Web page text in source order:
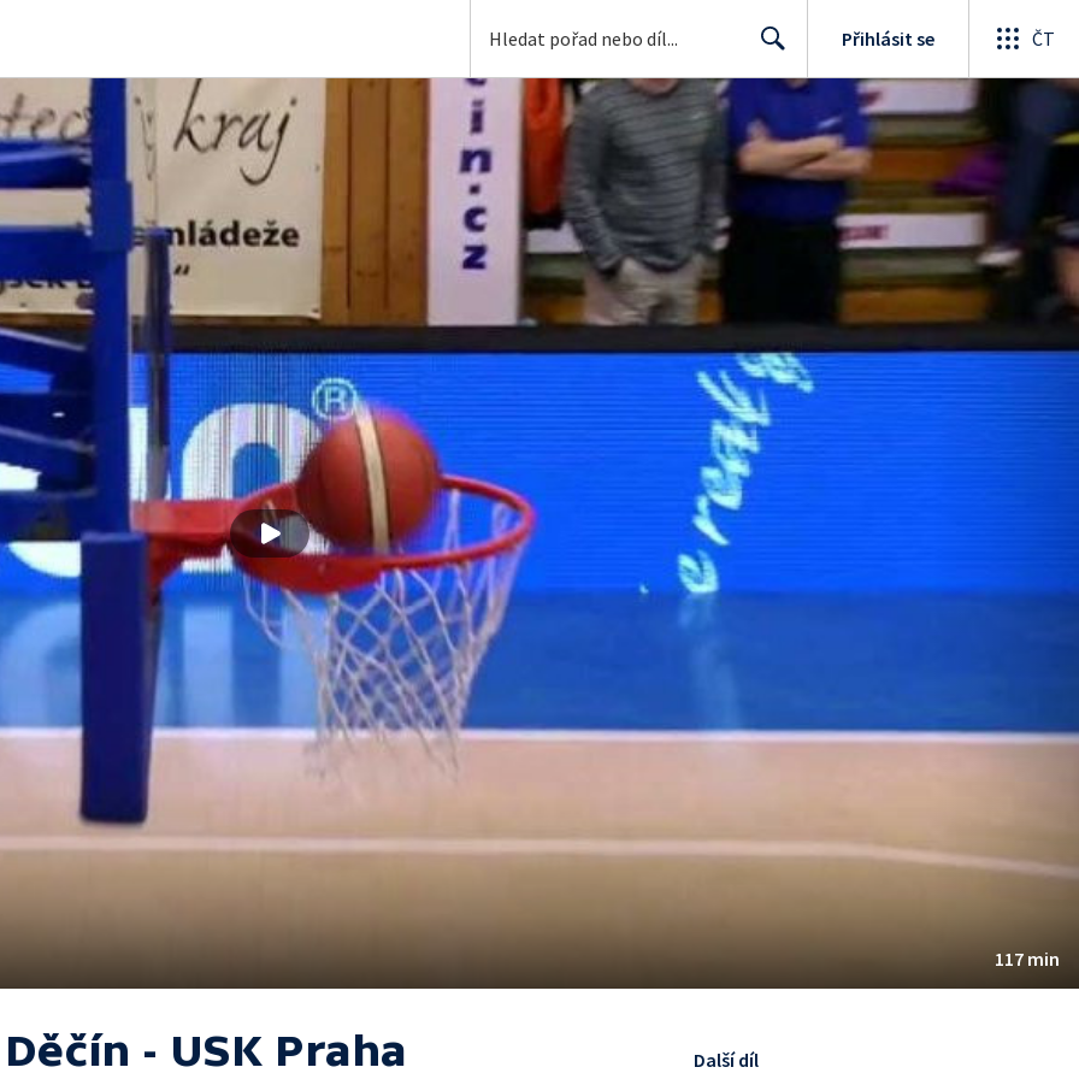
Search
Přihlásit se ČT
117 min
- USK Praha Další díl